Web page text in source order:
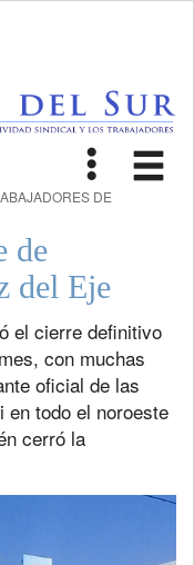
Toggle
DE
de
del Eje
el cierre definitivo
con muchas
oficial de las
en todo el noroeste
cerró la
Next